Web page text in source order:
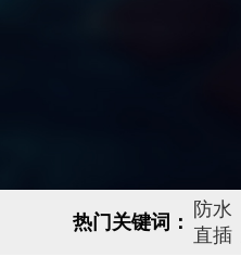
热门关键词：
防水
直插